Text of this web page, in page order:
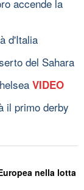
accende la
d'Italia
del Sahara
VIDEO
il primo derby
nella lotta